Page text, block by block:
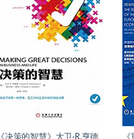
《决策的智慧》大卫·R.亨德